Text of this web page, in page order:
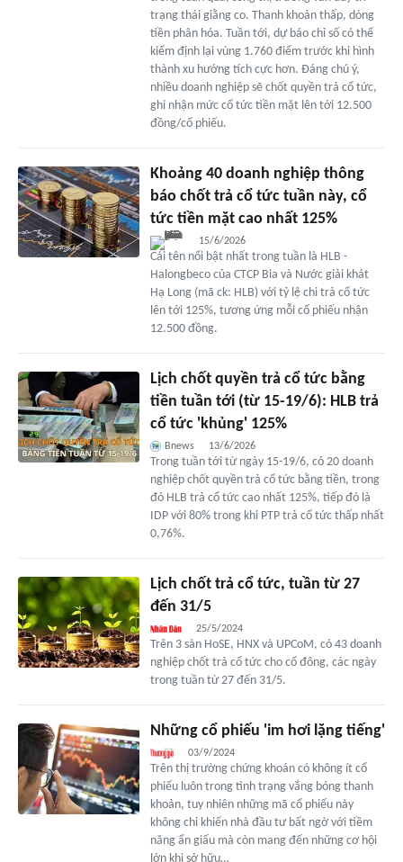
trạng thái giằng co. Thanh khoản thấp, dòng
tiền phân hóa. Tuần tới, dự báo chỉ số có thể
kiểm định lại vùng 1.760 điểm trước khi hình
thành xu hướng tích cực hơn. Đáng chú ý,
nhiều doanh nghiệp sẽ chốt quyền trả cổ tức,
ghi nhận mức cổ tức tiền mặt lên tới 12.500
đồng/cổ phiếu.
Khoảng 40 doanh nghiệp thông
báo chốt trả cổ tức tuần này, cổ
tức tiền mặt cao nhất 125%
15/6/2026
Cái tên nổi bật nhất trong tuần là HLB -
Halongbeco của CTCP Bia và Nước giải khát
Hạ Long (mã ck: HLB) với tỷ lệ chi trả cổ tức
lên tới 125%, tương ứng mỗi cổ phiếu nhận
12.500 đồng.
Lịch chốt quyền trả cổ tức bằng
tiền tuần tới (từ 15-19/6): HLB trả
cổ tức 'khủng' 125%
Bnews 13/6/2026
Trong tuần tới từ ngày 15-19/6, có 20 doanh
nghiệp chốt quyền trả cổ tức bằng tiền, trong
đó HLB trả cổ tức cao nhất 125%, tiếp đó là
IDP với 80% trong khi PTP trả cổ tức thấp nhất
0,76%.
Lịch chốt trả cổ tức, tuần từ 27
đến 31/5
25/5/2024
Trên 3 sàn HoSE, HNX và UPCoM, có 43 doanh
nghiệp chốt trả cổ tức cho cổ đông, các ngày
trong tuần từ 27 đến 31/5.
Những cổ phiếu 'im hơi lặng tiếng'
03/9/2024
Trên thị trường chứng khoán có không ít cổ
phiếu luôn trong tình trạng vắng bóng thanh
khoản, tuy nhiên những mã cổ phiếu này
không chỉ khiến nhà đầu tư bất ngờ với tiềm
năng ẩn giấu mà còn mang đến những cơ hội
lớn khi sở hữu…